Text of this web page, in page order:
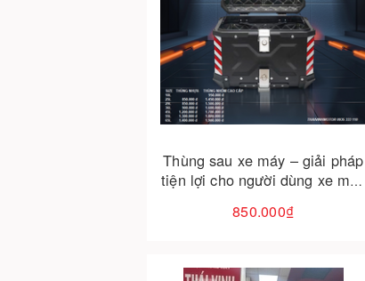
Thùng sau xe máy – giải pháp
tiện lợi cho người dùng xe máy
850.000₫
Cho vào giỏ hàng